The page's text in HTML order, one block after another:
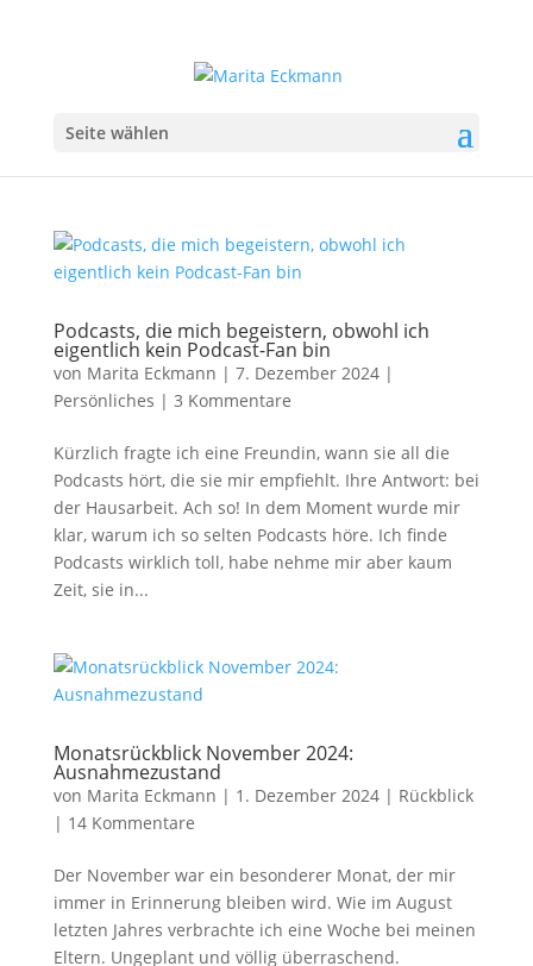
Seite wählen
Podcasts, die mich begeistern, obwohl ich
eigentlich kein Podcast-Fan bin
von Marita Eckmann | 7. Dezember 2024|
Persönliches | 3 Kommentare
Kürzlich fragte ich eine Freundin, wann sie all die
Podcasts hört, die sie mir empfiehlt. Ihre Antwort: bei
der Hausarbeit. Ach so! In dem Moment wurde mir
klar, warum ich so selten Podcasts höre. Ich finde
Podcasts wirklich toll, habe nehme mir aber kaum
Zeit, sie in...
Monatsrückblick November 2024:
Ausnahmezustand
von Marita Eckmann | 1. Dezember 2024| Rückblick
| 14 Kommentare
Der November war ein besonderer Monat, der mir
immer in Erinnerung bleiben wird. Wie im August
letzten Jahres verbrachte ich eine Woche bei meinen
Eltern. Ungeplant und völlig überraschend.